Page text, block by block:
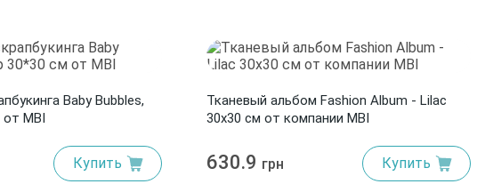
Baby Bubbles,
MBI
Купить
Тканевый альбом Fashion Album - Lilac
30х30 см от компании MBI
630.9 грн Купить